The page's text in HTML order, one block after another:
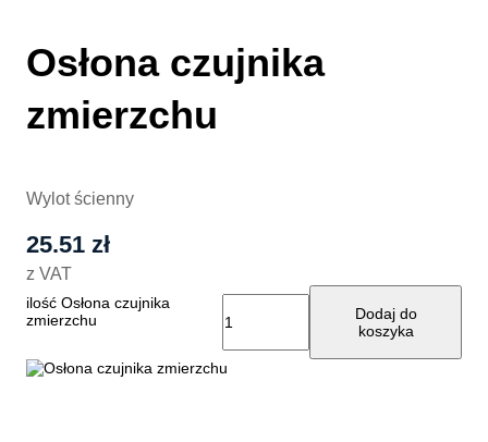
Osłona czujnika
zmierzchu
Wylot ścienny
25.51 zł
z VAT
ilość Osłona czujnika
zmierzchu
Dodaj do
koszyka